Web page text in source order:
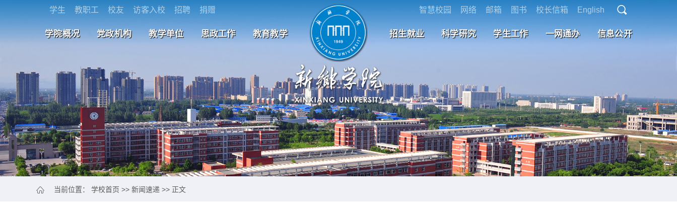
学生 教职工 校友 访客入校 招聘 捐赠 智慧校园 网络 邮箱 图书 校长信箱 English
学院概况 党政机构 教学单位 思政工作 教育教学 招生就业 科学研究 学生工作 一网通办 信息公开
当前位置： 学校首页 >> 新闻速递 >> 正文